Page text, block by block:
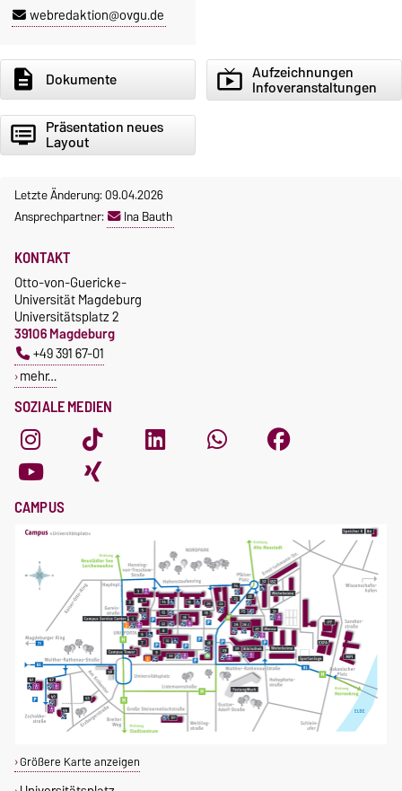
webredaktion@ovgu.de
description Dokumente live_tv Aufzeichnungen
Infoveranstaltungen
dvr Präsentation neues
Layout
Letzte Änderung: 09.04.2026
Ansprechpartner:
Ina Bauth
SOZIALE MEDIEN
KONTAKT
Otto-von-Guericke-
Universität Magdeburg
Universitätsplatz 2
39106 Magdeburg
+49 391 67-01
mehr…
CAMPUS
Größere Karte anzeigen